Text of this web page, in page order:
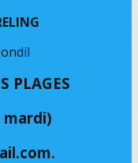
PLAGES
mardi)